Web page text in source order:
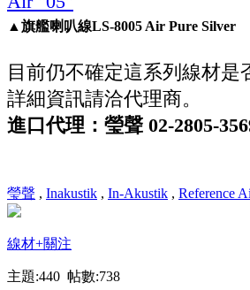
▲旗艦喇叭線LS-8005 Air Pure Silver
目前仍不確定這系列線材是
詳細資訊請洽代理商。
進口代理：瑩聲 02-2805-
瑩聲 , Inakustik , In-Akustik , Reference
線材+關注
主題:440 帖數:738